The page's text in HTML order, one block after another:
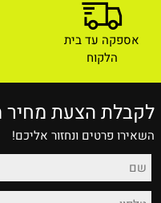
אספקה עד בית
הלקוח
לקבלת הצעת
השאירו פרטים ונחזור אליכם!